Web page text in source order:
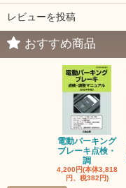
レビューを投稿
おすすめ商品
電動パーキング
ブレーキ点検・
調
4,200円(本体3,818
円、税382円)